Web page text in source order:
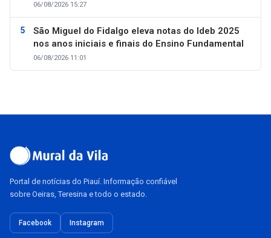
06/08/2026 15:27
São Miguel do Fidalgo eleva notas do Ideb 2025
nos anos iniciais e finais do Ensino Fundamental
06/08/2026 11:01
Portal de notícias do Piauí. Informação confiável
sobre Oeiras, Teresina e todo o estado.
Facebook Instagram